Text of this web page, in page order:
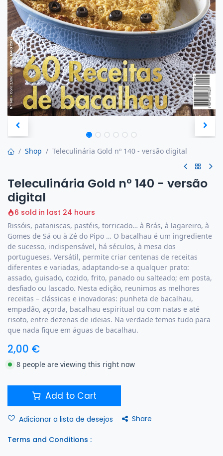
Shop Teleculinária Gold nº 140 - versão digital
Teleculinária Gold nº 140 - versão
digital
6 sold in last 24 hours
Rissóis, pataniscas, pastéis, torricado… à Brás, à lagareiro, à
Gomes de Sá ou à Zé do Pipo … O bacalhau é um ingrediente
de sucesso, indispensável, há séculos, à mesa dos
portugueses. Versátil, permite criar centenas de receitas
diferentes e variadas, adaptando-se a qualquer prato:
assado, guisado, cozido, frito, panado ou salteado; em posta,
desfiado ou lascado. Nesta edição, reunimos as melhores
receitas – clássicas e inovadoras: punheta de bacalhau,
empadão, açorda, bacalhau espiritual ou com natas e até
risoto, entre dezenas de ideias. Na verdade temos tudo para
que nada fique em águas de bacalhau.
2,00 €
8 people are viewing this right now
Add to Cart
Adicionar a lista de desejos Share
Terms and Conditions :